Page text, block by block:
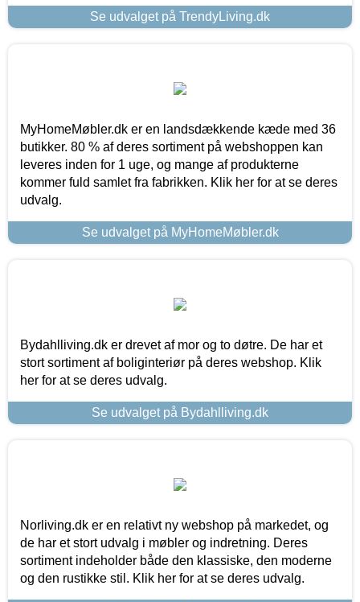
Se udvalget på TrendyLiving.dk
MyHomeMøbler.dk er en landsdækkende kæde med 36
butikker. 80 % af deres sortiment på webshoppen kan
leveres inden for 1 uge, og mange af produkterne
kommer fuld samlet fra fabrikken. Klik her for at se deres
udvalg.
Se udvalget på MyHomeMøbler.dk
Bydahlliving.dk er drevet af mor og to døtre. De har et
stort sortiment af boliginteriør på deres webshop. Klik
her for at se deres udvalg.
Se udvalget på Bydahlliving.dk
Norliving.dk er en relativt ny webshop på markedet, og
de har et stort udvalg i møbler og indretning. Deres
sortiment indeholder både den klassiske, den moderne
og den rustikke stil. Klik her for at se deres udvalg.